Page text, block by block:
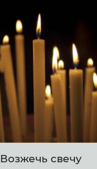
Возжечь свечу